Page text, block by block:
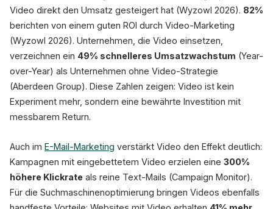
Video direkt den Umsatz gesteigert hat (Wyzowl 2026). 82%
berichten von einem guten ROI durch Video-Marketing
(Wyzowl 2026). Unternehmen, die Video einsetzen,
verzeichnen ein 49% schnelleres Umsatzwachstum (Year-
over-Year) als Unternehmen ohne Video-Strategie
(Aberdeen Group). Diese Zahlen zeigen: Video ist kein
Experiment mehr, sondern eine bewährte Investition mit
messbarem Return.
Auch im E-Mail-Marketing verstärkt Video den Effekt deutlich:
Kampagnen mit eingebettetem Video erzielen eine 300%
höhere Klickrate als reine Text-Mails (Campaign Monitor).
Für die Suchmaschinenoptimierung bringen Videos ebenfalls